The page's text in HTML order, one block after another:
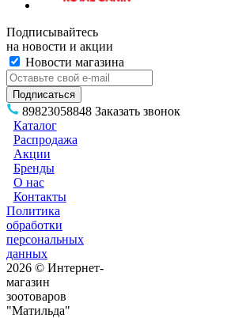
Подписывайтесь
на новости и акции
Новости магазина
89823058848 Заказать звонок
Каталог
Распродажа
Акции
Бренды
О нас
Контакты
Политика
обработки
персональных
данных
2026 © Интернет-
магазин
зоотоваров
"Матильда"